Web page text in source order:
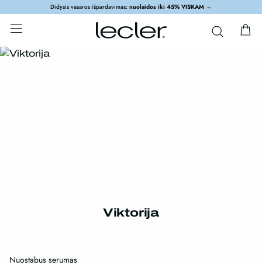
Didysis vasaros išpardavimas: nuolaidos iki 45% VISKAM →
Viktorija
Nuostabus serumas